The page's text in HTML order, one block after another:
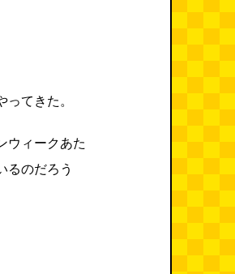
てきた。
ウィークあた
るのだろう